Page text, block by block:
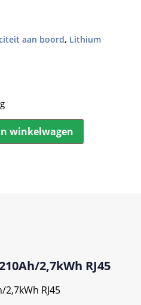
aan boord, Lithium
winkelwagen
2,7kWh RJ45
2,7kWh RJ45